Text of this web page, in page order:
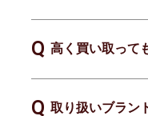
高く買い取って
取り扱いブラン